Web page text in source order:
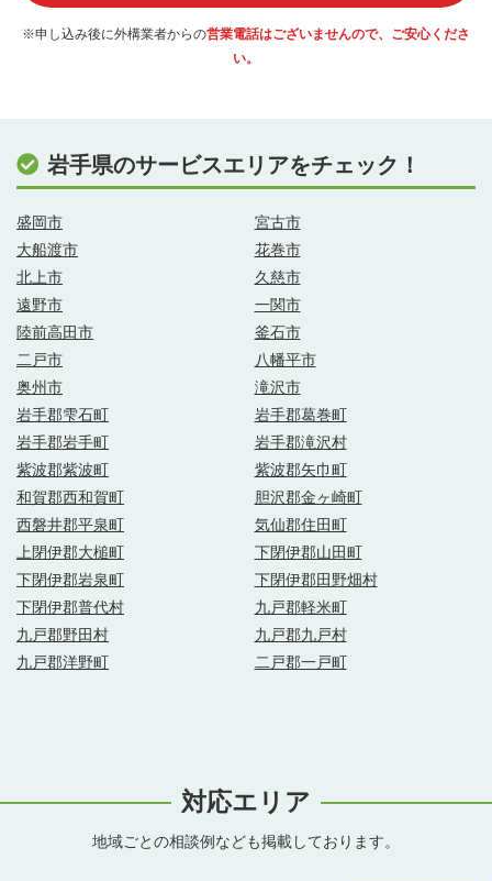
※申し込み後に外構業者からの営業電話はございませんので、ご安心くださ
い。
岩手県のサービスエリアをチェック！
盛岡市
宮古市
大船渡市
花巻市
北上市
久慈市
遠野市
一関市
陸前高田市
釜石市
二戸市
八幡平市
奥州市
滝沢市
岩手郡雫石町
岩手郡葛巻町
岩手郡岩手町
岩手郡滝沢村
紫波郡紫波町
紫波郡矢巾町
和賀郡西和賀町
胆沢郡金ヶ崎町
西磐井郡平泉町
気仙郡住田町
上閉伊郡大槌町
下閉伊郡山田町
下閉伊郡岩泉町
下閉伊郡田野畑村
下閉伊郡普代村
九戸郡軽米町
九戸郡野田村
九戸郡九戸村
九戸郡洋野町
二戸郡一戸町
対応エリア
地域ごとの相談例なども掲載しております。